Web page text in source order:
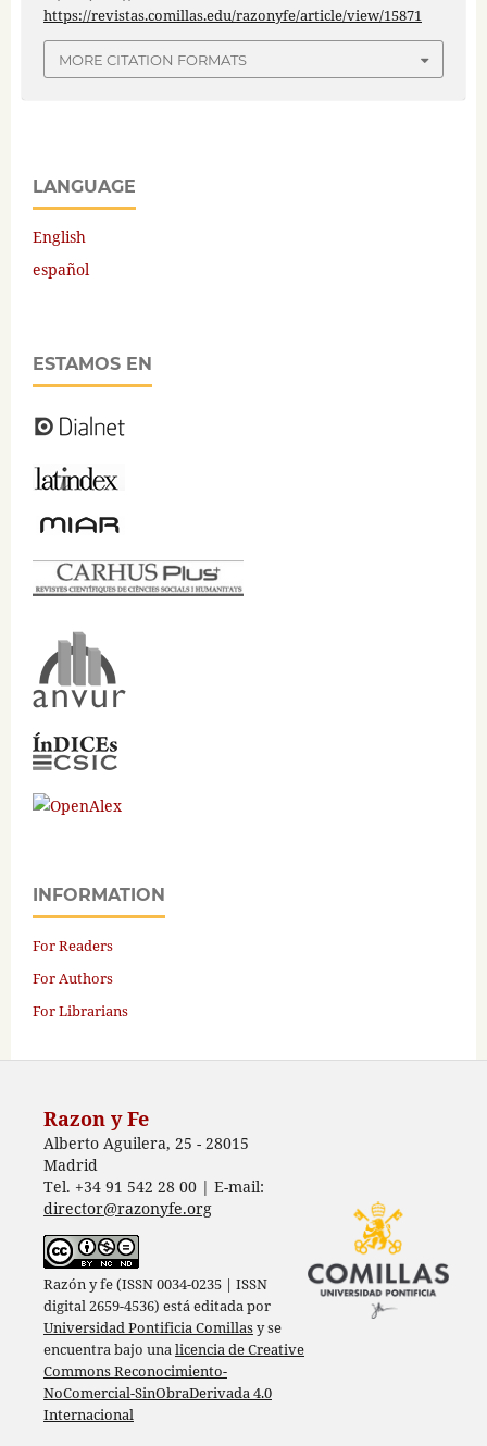
https://revistas.comillas.edu/razonyfe/article/view/15871
MORE CITATION FORMATS
LANGUAGE
English
español
ESTAMOS EN
INFORMATION
For Readers
For Authors
For Librarians
Razon y Fe
Alberto Aguilera, 25 - 28015
Madrid
Tel. +34 91 542 28 00 | E-mail:
director@razonyfe.org
Razón y fe (ISSN 0034-0235 | ISSN
digital 2659-4536) está editada por
Universidad Pontificia Comillasy se
encuentra bajo unalicencia de Creative
Commons Reconocimiento-
NoComercial-SinObraDerivada 4.0
Internacional